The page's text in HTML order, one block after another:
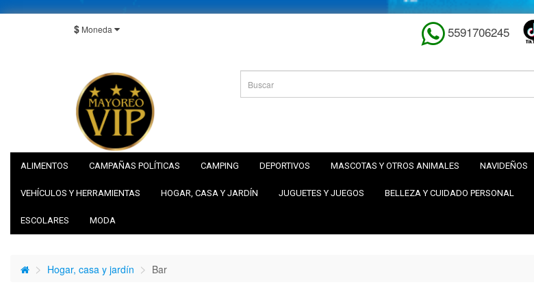
$ Moneda 5591706245
ALIMENTOS CAMPAÑAS POLÍTICAS CAMPING DEPORTIVOS MASCOTAS Y OTROS ANIMALES NAVIDEÑOS
VEHÍCULOS Y HERRAMIENTAS HOGAR, CASA Y JARDÍN JUGUETES Y JUEGOS BELLEZA Y CUIDADO PERSONAL
ESCOLARES MODA
Hogar, casa y jardín Bar